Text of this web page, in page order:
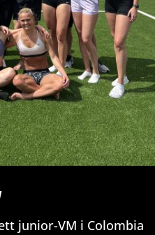
junior-VM i Colombia